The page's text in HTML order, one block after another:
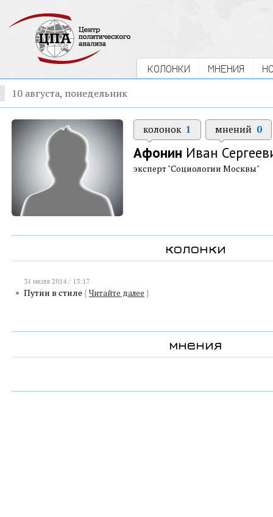
КОЛОНКИ МНЕНИЯ
10 августа, понедельник
колонок 1 мнений 0
Афонин Иван
эксперт "Социологии Москвы"
колонки
31 июля 2014 / 13:17
Путин в стиле { Читайте далее }
мнения